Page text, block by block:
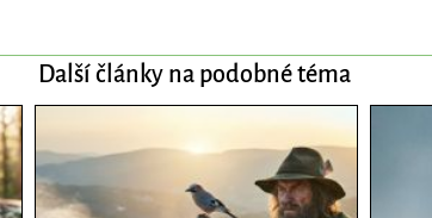
Další články na podobné téma